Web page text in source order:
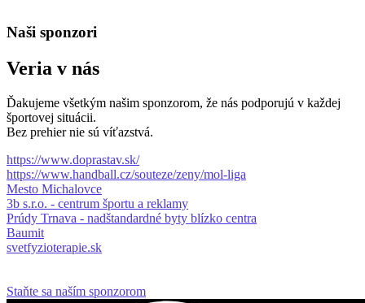
Naši sponzori
Veria v nás
Ďakujeme všetkým našim sponzorom, že nás podporujú v každej
športovej situácii.
Bez prehier nie sú víťazstvá.
https://www.doprastav.sk/
https://www.handball.cz/souteze/zeny/mol-liga
Mesto Michalovce
3b s.r.o. - centrum športu a reklamy
Prúdy Trnava - nadštandardné byty blízko centra
Baumit
svetfyzioterapie.sk
Staňte sa naším sponzorom